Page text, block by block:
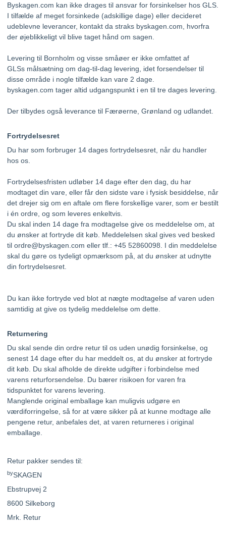
Byskagen.com kan ikke drages til ansvar for forsinkelser hos GLS.
I tilfælde af meget forsinkede (adskillige dage) eller decideret
udeblevne leverancer, kontakt da straks byskagen.com, hvorfra
der øjeblikkeligt vil blive taget hånd om sagen.
Levering til Bornholm og visse småøer er ikke omfattet af
GLSs målsætning om dag-til-dag levering, idet forsendelser til
disse område i nogle tilfælde kan vare 2 dage.
byskagen.com tager altid udgangspunkt i en til tre dages levering.
Der tilbydes også leverance til Færøerne, Grønland og udlandet.
Fortrydelsesret
Du har som forbruger 14 dages fortrydelsesret, når du handler
hos os.
Fortrydelsesfristen udløber 14 dage efter den dag, du har
modtaget din vare, eller får den sidste vare i fysisk besiddelse, når
det drejer sig om en aftale om flere forskellige varer, som er bestilt
i én ordre, og som leveres enkeltvis.
Du skal inden 14 dage fra modtagelse give os meddelelse om, at
du ønsker at fortryde dit køb. Meddelelsen skal gives ved besked
til ordre@byskagen.com eller tlf.: +45 52860098. I din meddelelse
skal du gøre os tydeligt opmærksom på, at du ønsker at udnytte
din fortrydelsesret.
Du kan ikke fortryde ved blot at nægte modtagelse af varen uden
samtidig at give os tydelig meddelelse om dette.
Returnering
Du skal sende din ordre retur til os uden unødig forsinkelse, og
senest 14 dage efter du har meddelt os, at du ønsker at fortryde
dit køb. Du skal afholde de direkte udgifter i forbindelse med
varens returforsendelse. Du bærer risikoen for varen fra
tidspunktet for varens levering.
Manglende original emballage kan muligvis udgøre en
værdiforringelse, så for at være sikker på at kunne modtage alle
pengene retur, anbefales det, at varen returneres i original
emballage.
Retur pakker sendes til:
bySKAGEN
Ebstrupvej 2
8600 Silkeborg
Mrk. Retur